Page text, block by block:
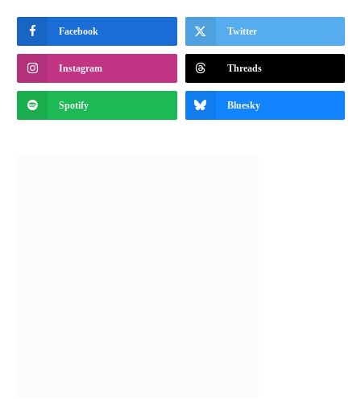
Facebook Twitter
Instagram Threads
Spotify Bluesky